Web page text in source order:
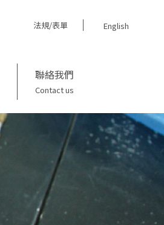
法規/表單 English
聯絡我們
Contact us